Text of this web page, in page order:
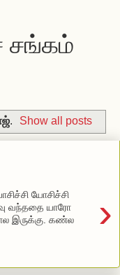
சங்கம்
. Show all posts
›
யோசிச்சி
வந்ததை யாரோ
இருக்கு. கண்ல